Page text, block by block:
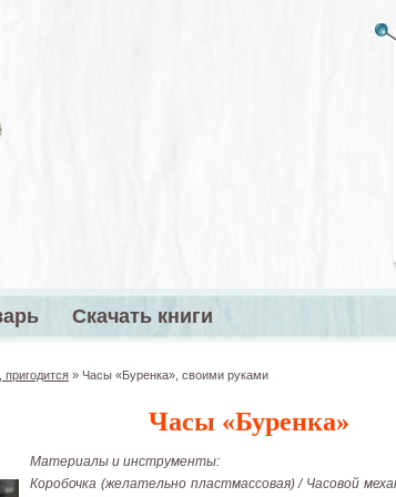
Скачать книги
» Часы «Буренка», своими руками
Часы «Буренка»
Материалы и инструменты:
Коробочка (желательно пластмассовая) / Часовой